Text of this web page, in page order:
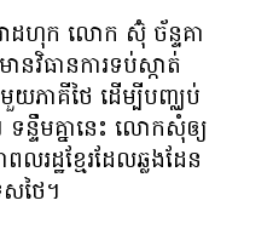
ាដហុក​ លោក ស៊ុំ ច័ន្ទគា​
ាន​វិធាន​ការ​ទប់​ស្កាត់​
មួយ​ភាគី​ថៃ ដើម្បី​បញ្ឈប់​
ទន្ទឹម​គ្នា​នេះ លោក​សុំ​ឲ្យ​
រដ្ឋ​ខ្មែរ​ដែល​ឆ្លង​ដែន​
ស​ថៃ។